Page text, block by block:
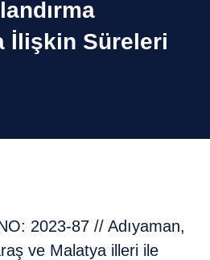
İlişkin Süreleri
2023-87 // Adıyaman,
ve Malatya illeri ile